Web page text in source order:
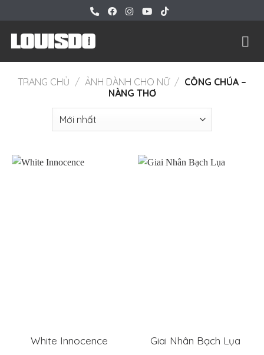
qua
nội
dung
TRANG CHỦ / ẢNH DÀNH CHO NỮ / CÔNG CHÚA –
NÀNG THƠ
White Innocence Giai Nhân Bạch Lụa